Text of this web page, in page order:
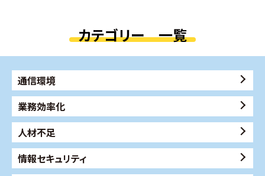
カテゴリー 一覧
通信環境
業務効率化
人材不足
情報セキュリティ